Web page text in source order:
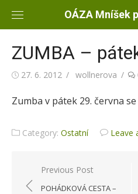
OÁZA Mníšek
ZUMBA –
Posted
27. 6. 2012 Author
wollnerova
Zumba v pátek 29. června
Category: Ostatní Leave
Navigace
Previous Post
POHÁDKOVÁ CESTA –